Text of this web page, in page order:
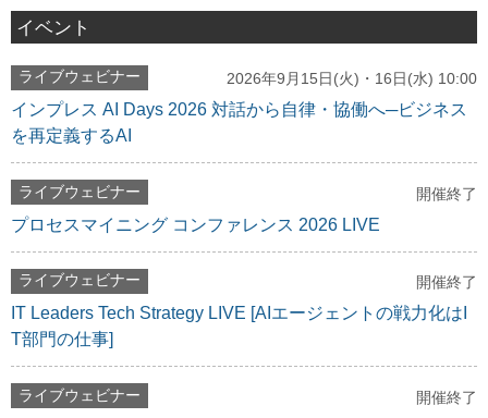
イベント
ライブウェビナー 2026年9月15日(火)・16日(水) 10:00
インプレス AI Days 2026 対話から自律・協働へ─ビジネス
を再定義するAI
ライブウェビナー 開催終了
プロセスマイニング コンファレンス 2026 LIVE
ライブウェビナー 開催終了
IT Leaders Tech Strategy LIVE [AIエージェントの戦力化はI
T部門の仕事]
ライブウェビナー 開催終了